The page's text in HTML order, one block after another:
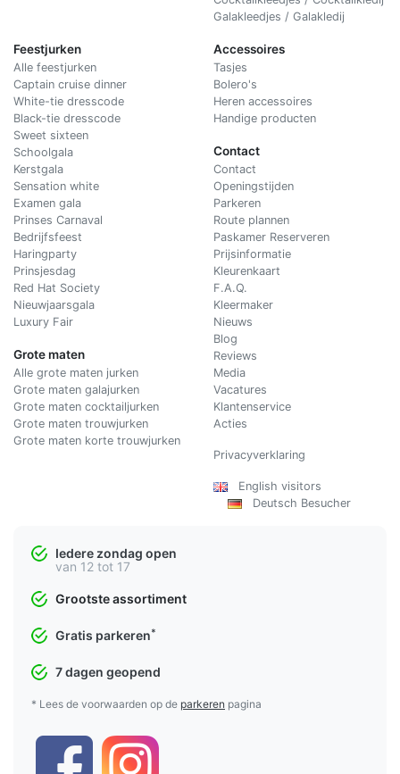
Galakleedjes / Galakledij
Feestjurken
Alle feestjurken
Captain cruise dinner
White-tie dresscode
Black-tie dresscode
Sweet sixteen
Schoolgala
Kerstgala
Sensation white
Examen gala
Prinses Carnaval
Bedrijfsfeest
Haringparty
Prinsjesdag
Red Hat Society
Nieuwjaarsgala
Luxury Fair
Grote maten
Alle grote maten jurken
Grote maten galajurken
Grote maten cocktailjurken
Grote maten trouwjurken
Grote maten korte trouwjurken
Accessoires
Tasjes
Bolero's
Heren accessoires
Handige producten
Contact
Contact
Openingstijden
Parkeren
Route plannen
Paskamer Reserveren
Prijsinformatie
Kleurenkaart
F.A.Q.
Kleermaker
Nieuws
Blog
Reviews
Media
Vacatures
Klantenservice
Acties
Privacyverklaring
English visitors
Deutsch Besucher
Iedere zondag open
van 12 tot 17
Grootste assortiment
Gratis parkeren*
7 dagen geopend
* Lees de voorwaarden op de parkeren pagina